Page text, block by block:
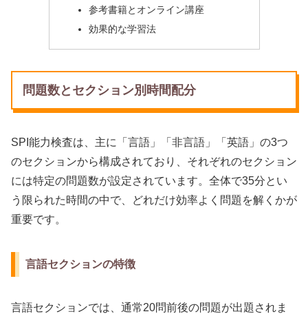
参考書籍とオンライン講座
効果的な学習法
問題数とセクション別時間配分
SPI能力検査は、主に「言語」「非言語」「英語」の3つ
のセクションから構成されており、それぞれのセクション
には特定の問題数が設定されています。全体で35分とい
う限られた時間の中で、どれだけ効率よく問題を解くかが
重要です。
言語セクションの特徴
言語セクションでは、通常20問前後の問題が出題されま